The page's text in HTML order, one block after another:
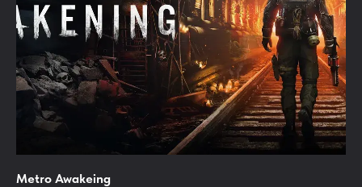
Metro Awakeing